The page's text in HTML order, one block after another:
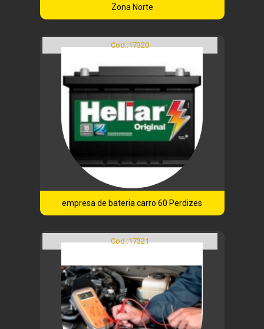
Zona Norte
Cod.:17320
empresa de bateria carro 60 Perdizes
Cod.:17321